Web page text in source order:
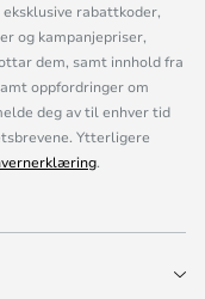
rabattkoder,
og kampanjepriser,
dem, samt innhold fra
oppfordringer om
deg av til enhver tid
Ytterligere
.